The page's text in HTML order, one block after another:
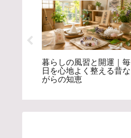
暮らしの風習と開運｜毎
日を心地よく整える昔な
がらの知恵